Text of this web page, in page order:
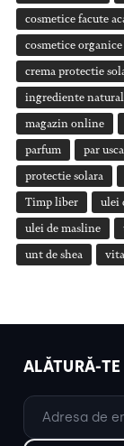
cosmetice facute
cosmetice organice
crema protectie
ingrediente
magazin online
parfum par
protectie solara
Timp liber ulei
ulei de masline
unt de shea
ALĂTURĂ-